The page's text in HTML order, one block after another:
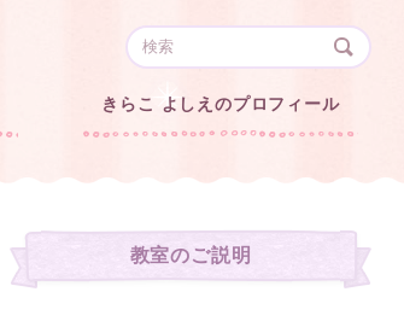
きらこ よしえのプロフィール
教室のご説明